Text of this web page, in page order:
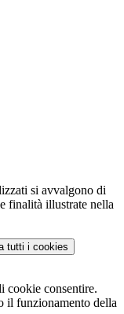
si avvalgono di
finalità illustrate nella
tutti i cookies
cookie consentire.
il funzionamento della